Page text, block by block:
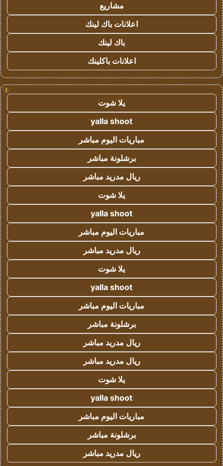
مشاريع
اعلانات باك لينك
باك لينك
اعلانات باكلينك
!
يلا شوت
yalla shoot
مباريات اليوم مباشر
برشلونة مباشر
ريال مدريد مباشر
يلا شوت
yalla shoot
مباريات اليوم مباشر
ريال مدريد مباشر
يلا شوت
yalla shoot
مباريات اليوم مباشر
برشلونة مباشر
ريال مدريد مباشر
ريال مدريد مباشر
يلا شوت
yalla shoot
مباريات اليوم مباشر
برشلونة مباشر
ريال مدريد مباشر